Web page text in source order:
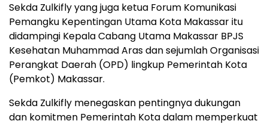
Sekda Zulkifly yang juga ketua Forum Komunikasi
Pemangku Kepentingan Utama Kota Makassar itu
didampingi Kepala Cabang Utama Makassar BPJS
Kesehatan Muhammad Aras dan sejumlah Organisasi
Perangkat Daerah (OPD) lingkup Pemerintah Kota
(Pemkot) Makassar.
Sekda Zulkifly menegaskan pentingnya dukungan
dan komitmen Pemerintah Kota dalam memperkuat